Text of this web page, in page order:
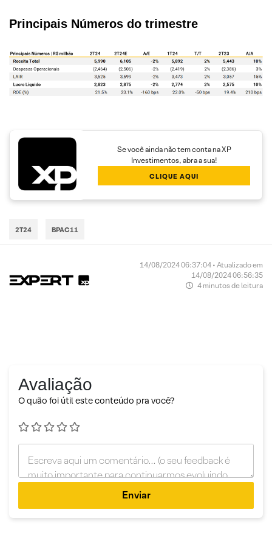
Principais Números do trimestre
Se você ainda não tem conta na XP
Investimentos, abra a sua!
CLIQUE AQUI
2T24 BPAC11
14/08/2024 06:37:04 • Atualizado em
14/08/2024 06:56:35
4 minutos de leitura
Avaliação
O quão foi útil este conteúdo pra você?
Enviar